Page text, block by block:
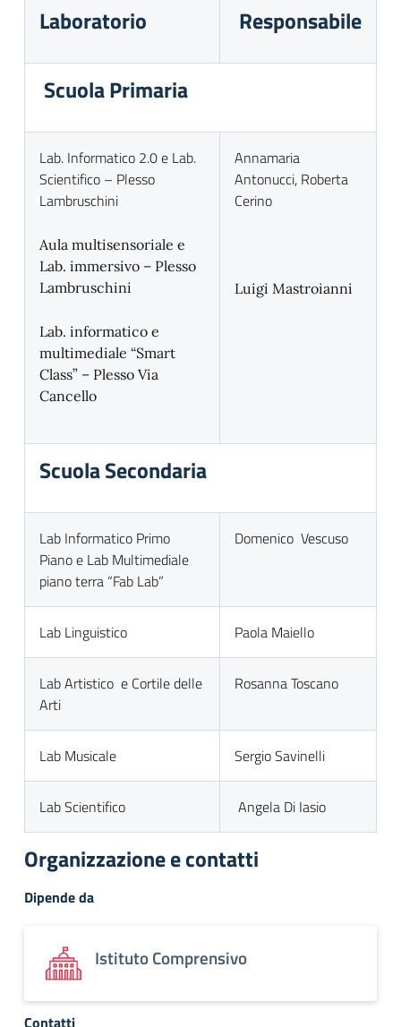
Laboratorio
Responsabile
Scuola Primaria
Lab. Informatico 2.0 e Lab.
Scientifico – Plesso
Lambruschini
Aula multisensoriale e
Lab. immersivo – Plesso
Lambruschini
Lab. informatico e
multimediale “Smart
Class” – Plesso Via
Cancello
Annamaria
Antonucci, Roberta
Cerino
Luigi Mastroianni
Scuola Secondaria
Lab Informatico Primo
Piano e Lab Multimediale
piano terra “Fab Lab”
Domenico Vescuso
Lab Linguistico Paola Maiello
Lab Artistico e Cortile delle
Arti
Rosanna Toscano
Lab Musicale Sergio Savinelli
Lab Scientifico Angela Di Iasio
Organizzazione e contatti
Dipende da
Istituto Comprensivo
Contatti